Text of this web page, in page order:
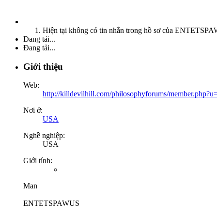
Hiện tại không có tin nhắn trong hồ sơ của
Đang tải...
Đang tải...
Giới thiệu
Web:
http://killdevilhill.com/philosophyforums/
Nơi ở:
USA
Nghề nghiệp:
USA
Giới tính:
Man
ENTETSPAWUS